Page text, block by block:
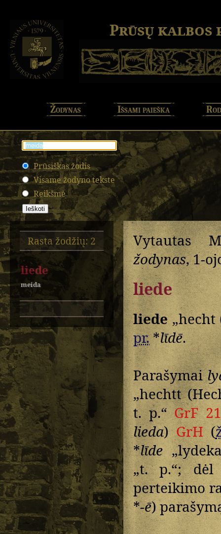
Prūsų kalbos
Žodynas Išsami paieška
Prūsiškas žodis
Visame žodyno tekste
Reikšmė
Rasta žodžių: 2
liede
meida
Vytautas
žodynas, 1-
liede
liede„hecht
pr.*līdē.
Parašymai
„hechtt
t. p.“GrF 21
lieda)GrH(
*līde
„t. p.“;
perteikimo
*-ē)